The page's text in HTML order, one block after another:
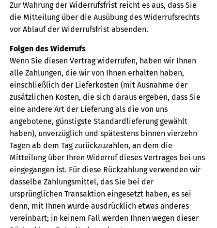
Zur Wahrung der Widerrufsfrist reicht es aus, dass Sie
die Mitteilung über die Ausübung des Widerrufsrechts
vor Ablauf der Widerrufsfrist absenden.
Folgen des Widerrufs
Wenn Sie diesen Vertrag widerrufen, haben wir Ihnen
alle Zahlungen, die wir von Ihnen erhalten haben,
einschließlich der Lieferkosten (mit Ausnahme der
zusätzlichen Kosten, die sich daraus ergeben, dass Sie
eine andere Art der Lieferung als die von uns
angebotene, günstigste Standardlieferung gewählt
haben), unverzüglich und spätestens binnen vierzehn
Tagen ab dem Tag zurückzuzahlen, an dem die
Mitteilung über Ihren Widerruf dieses Vertrages bei uns
eingegangen ist. Für diese Rückzahlung verwenden wir
dasselbe Zahlungsmittel, das Sie bei der
ursprünglichen Transaktion eingesetzt haben, es sei
denn, mit Ihnen wurde ausdrücklich etwas anderes
vereinbart; in keinem Fall werden Ihnen wegen dieser